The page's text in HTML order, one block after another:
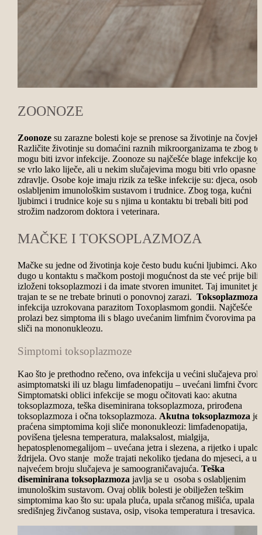
ZOONOZE
Zoonozesu zarazne bolesti koje se prenose sa životinje na
Različite životinje su domaćini raznih mikroorganizama te zbog
mogu biti izvor infekcije. Zoonoze su najčešće blage infekcije
se vrlo lako liječe, ali u nekim slučajevima mogu biti vrlo opasne
zdravlje. Osobe koje imaju rizik za teške infekcije su: djeca,
oslabljenim imunološkim sustavom i trudnice. Zbog toga, kućni
ljubimci i trudnice koje su s njima u kontaktu bi trebali biti pod
strožim nadzorom doktora i veterinara.
MAČKE I TOKSOPLAZMOZA
Mačke su jedne od životinja koje često budu kućni ljubimci. Ako
dugo u kontaktu s mačkom postoji mogućnost da ste već prije bili
izloženi toksoplazmozi i da imate stvoren imunitet. Taj imunitet je
trajan te se ne trebate brinuti o ponovnoj zarazi. Toksoplazmoza
infekcija uzrokovana parazitom Toxoplasmom gondii. Najčešće
prolazi bez simptoma ili s blago uvećanim limfnim čvorovima pa
sliči na mononukleozu.
Simptomi toksoplazmoze
Kao što je prethodno rečeno, ova infekcija u većini slučajeva
asimptomatski ili uz blagu limfadenopatiju – uvećani limfni
Simptomatski oblici infekcije se mogu očitovati kao: akutna
toksoplazmoza, teška diseminirana toksoplazmoza, prirođena
toksoplazmoza i očna toksoplazmoza. Akutna toksoplazmoza je
praćena simptomima koji sliče mononukleozi: limfadenopatija,
povišena tjelesna temperatura, malaksalost, mialgija,
hepatosplenomegalijom – uvećana jetra i slezena, a rijetko i
ždrijela. Ovo stanje može trajati nekoliko tjedana do mjeseci, a u
najvećem broju slučajeva je samoograničavajuća. Teška
diseminirana toksoplazmoza javlja se u osoba s oslabljenim
imunološkim sustavom. Ovaj oblik bolesti je obilježen teškim
simptomima kao što su: upala pluća, upala srčanog mišića, upala
središnjeg živčanog sustava, osip, visoka temperatura i tresavica.